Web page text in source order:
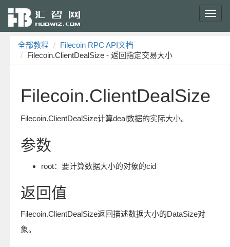
全部教程
Filecoin RPC API文档
Filecoin.ClientDealSize - 返回指定交易大小
Filecoin.ClientDealSize
Filecoin.ClientDealSize计算deal数据的实际大小。
参数
root：要计算数据大小的对象的cid
返回值
Filecoin.ClientDealSize返回描述数据大小的DataSize对
象。